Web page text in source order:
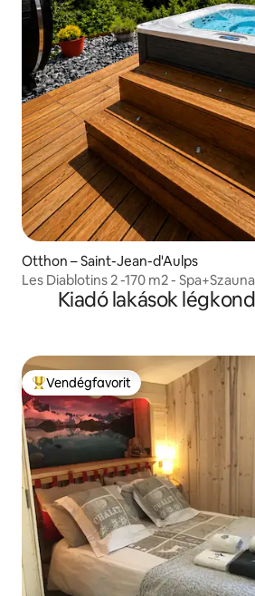
Otthon – Saint-Jean-d'Aulps
Les Diablotins 2 -170 m2 -
Kiadó lakások
Kiemelt vendégfavorit
Vendégfavorit